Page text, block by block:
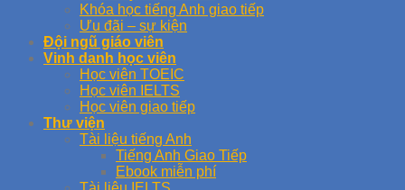
Khóa học tiếng Anh giao tiếp
Ưu đãi – sự kiện
Đội ngũ giáo viên
Vinh danh học viên
Học viên TOEIC
Học viên IELTS
Học viên giao tiếp
Thư viện
Tài liệu tiếng Anh
Tiếng Anh Giao Tiếp
Ebook miễn phí